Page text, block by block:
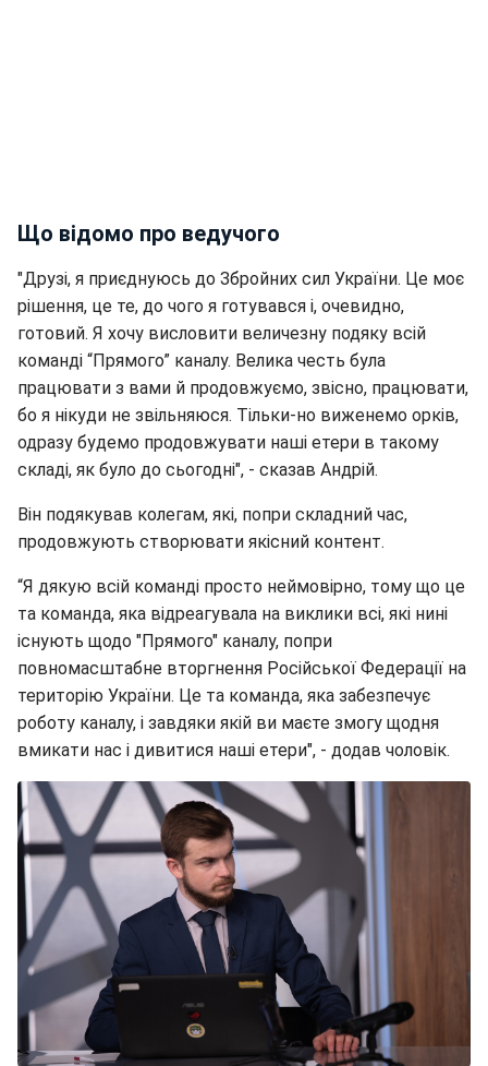
Що відомо про ведучого
"Друзі, я приєднуюсь до Збройних сил України. Це моє
рішення, це те, до чого я готувався і, очевидно,
готовий. Я хочу висловити величезну подяку всій
команді “Прямого” каналу. Велика честь була
працювати з вами й продовжуємо, звісно, працювати,
бо я нікуди не звільняюся. Тільки-но виженемо орків,
одразу будемо продовжувати наші етери в такому
складі, як було до сьогодні", - сказав Андрій.
Він подякував колегам, які, попри складний час,
продовжують створювати якісний контент.
“Я дякую всій команді просто неймовірно, тому що це
та команда, яка відреагувала на виклики всі, які нині
існують щодо "Прямого" каналу, попри
повномасштабне вторгнення Російської Федерації на
територію України. Це та команда, яка забезпечує
роботу каналу, і завдяки якій ви маєте змогу щодня
вмикати нас і дивитися наші етери", - додав чоловік.